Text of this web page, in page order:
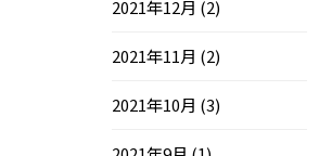
2021年12月 (2)
2021年11月 (2)
2021年10月 (3)